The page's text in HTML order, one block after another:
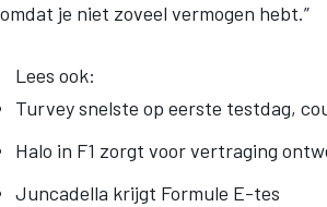
je niet zoveel vermogen hebt.”
Lees ook:
Turvey snelste op eerste testdag,
Halo in F1 zorgt voor vertraging
Juncadella krijgt Formule E-tes